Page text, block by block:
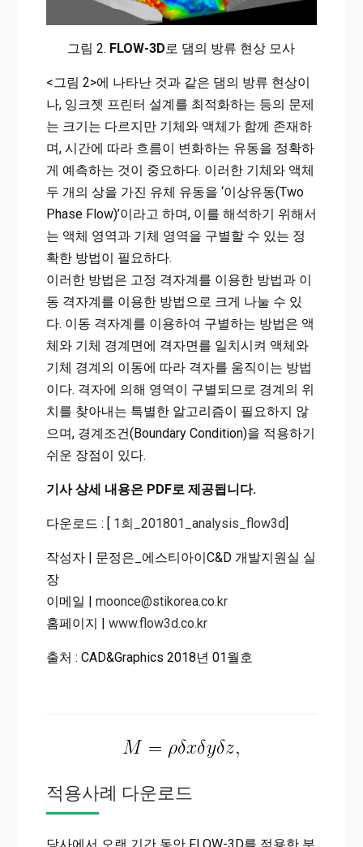
그림 2. FLOW-3D로 댐의 방류 현상 모사
<그림 2>에 나타난 것과 같은 댐의 방류 현상이
나, 잉크젯 프린터 설계를 최적화하는 등의 문제
는 크기는 다르지만 기체와 액체가 함께 존재하
며, 시간에 따라 흐름이 변화하는 유동을 정확하
게 예측하는 것이 중요하다. 이러한 기체와 액체
두 개의 상을 가진 유체 유동을 ‘이상유동(Two
Phase Flow)’이라고 하며, 이를 해석하기 위해서
는 액체 영역과 기체 영역을 구별할 수 있는 정
확한 방법이 필요하다.
이러한 방법은 고정 격자계를 이용한 방법과 이
동 격자계를 이용한 방법으로 크게 나눌 수 있
다. 이동 격자계를 이용하여 구별하는 방법은 액
체와 기체 경계면에 격자면를 일치시켜 액체와
기체 경계의 이동에 따라 격자를 움직이는 방법
이다. 격자에 의해 영역이 구별되므로 경계의 위
치를 찾아내는 특별한 알고리즘이 필요하지 않
으며, 경계조건(Boundary Condition)을 적용하기
쉬운 장점이 있다.
기사 상세 내용은 PDF로 제공됩니다.
다운로드 : [ 1회_201801_analysis_flow3d
작성자 | 문정은_에스티아이C&D 개발지원실 실
장
이메일 | moonce@stikorea.co.kr
홈페이지 | www.flow3d.co.kr
출처 : CAD&Graphics 2018년 01월호
적용사례 다운로드